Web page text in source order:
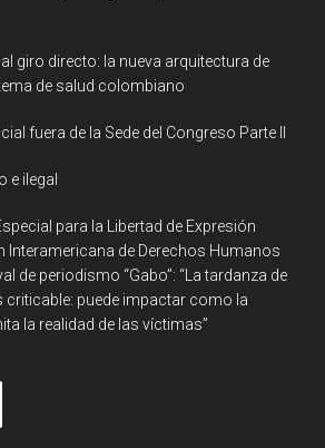
giro directo: la nueva arquitectura de
de salud colombiano
fuera de la Sede del Congreso Parte II
e ilegal
para la Libertad de Expresión
Interamericana de Derechos Humanos
de periodismo “Gabo”: “La tardanza de
criticable: puede impactar como la
la realidad de las víctimas”